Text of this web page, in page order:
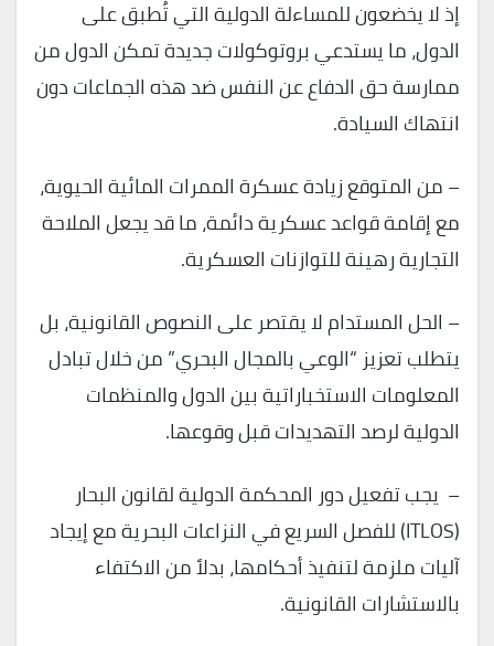
إذ لا يخضعون للمساءلة الدولية التي تُطبق على
الدول، ما يستدعي بروتوكولات جديدة تمكن الدول من
ممارسة حق الدفاع عن النفس ضد هذه الجماعات دون
انتهاك السيادة.
– من المتوقع زيادة عسكرة الممرات المائية الحيوية،
مع إقامة قواعد عسكرية دائمة، ما قد يجعل الملاحة
التجارية رهينة للتوازنات العسكرية.
– الحل المستدام لا يقتصر على النصوص القانونية، بل
يتطلب تعزيز “الوعي بالمجال البحري” من خلال تبادل
المعلومات الاستخباراتية بين الدول والمنظمات
الدولية لرصد التهديدات قبل وقوعها.
– يجب تفعيل دور المحكمة الدولية لقانون البحار
(ITLOS) للفصل السريع في النزاعات البحرية مع إيجاد
آليات ملزمة لتنفيذ أحكامها، بدلاً من الاكتفاء
بالاستشارات القانونية.